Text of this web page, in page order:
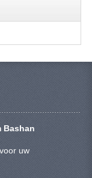
Bashan
uw